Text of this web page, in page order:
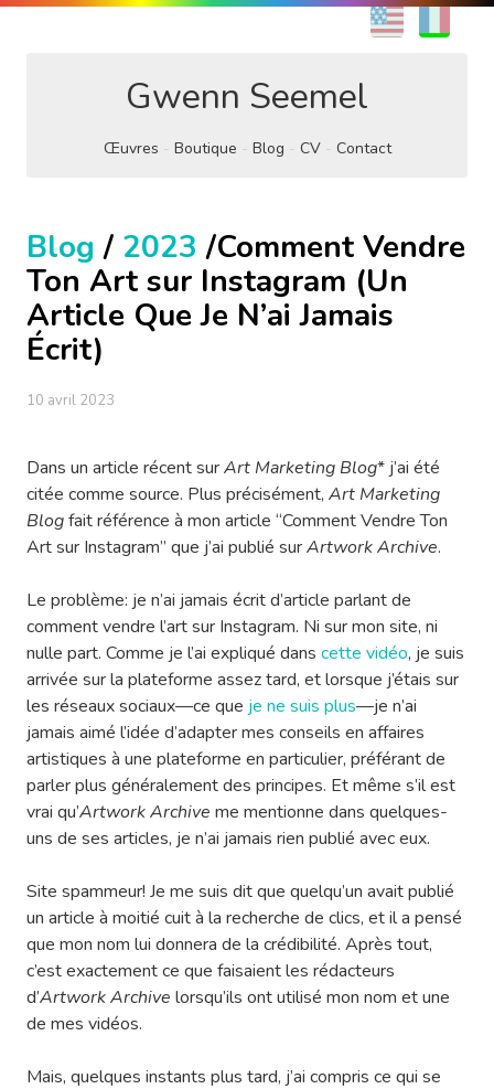
EN
Gwenn Seemel
Œuvres Boutique Blog CV Contact
Blog / 2023 /Comment Vendre
Ton Art sur Instagram (Un
Article Que Je N’ai Jamais
Écrit)
10 avril 2023
Dans un article récent surArt Marketing Blog* j’ai été
citée comme source. Plus précisément, Art Marketing
Blogfait référence à mon article “Comment Vendre Ton
Art sur Instagram” que j’ai publié surArtwork Archive.
Le problème: je n’ai jamais écrit d’article parlant de
comment vendre l’art sur Instagram. Ni sur mon site, ni
nulle part. Comme je l’ai expliqué dans cette vidéo, je suis
arrivée sur la plateforme assez tard, et lorsque j’étais sur
les réseaux sociaux—ce que je ne suis plus—je n’ai
jamais aimé l’idée d’adapter mes conseils en affaires
artistiques à une plateforme en particulier, préférant de
parler plus généralement des principes. Et même s’il est
vrai qu’Artwork Archive me mentionne dans quelques-
uns de ses articles, je n’ai jamais rien publié avec eux.
Site spammeur! Je me suis dit que quelqu’un avait publié
un article à moitié cuit à la recherche de clics, et il a pensé
que mon nom lui donnera de la crédibilité. Après tout,
c’est exactement ce que faisaient les rédacteurs
d’Artwork Archive lorsqu’ils ont utilisé mon nom et une
de mes vidéos.
Mais, quelques instants plus tard, j’ai compris ce qui se